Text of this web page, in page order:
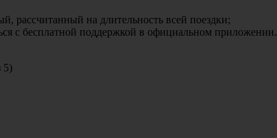
рассчитанный на длительность всей поездки;
с бесплатной поддержкой в официальном приложении.
5)